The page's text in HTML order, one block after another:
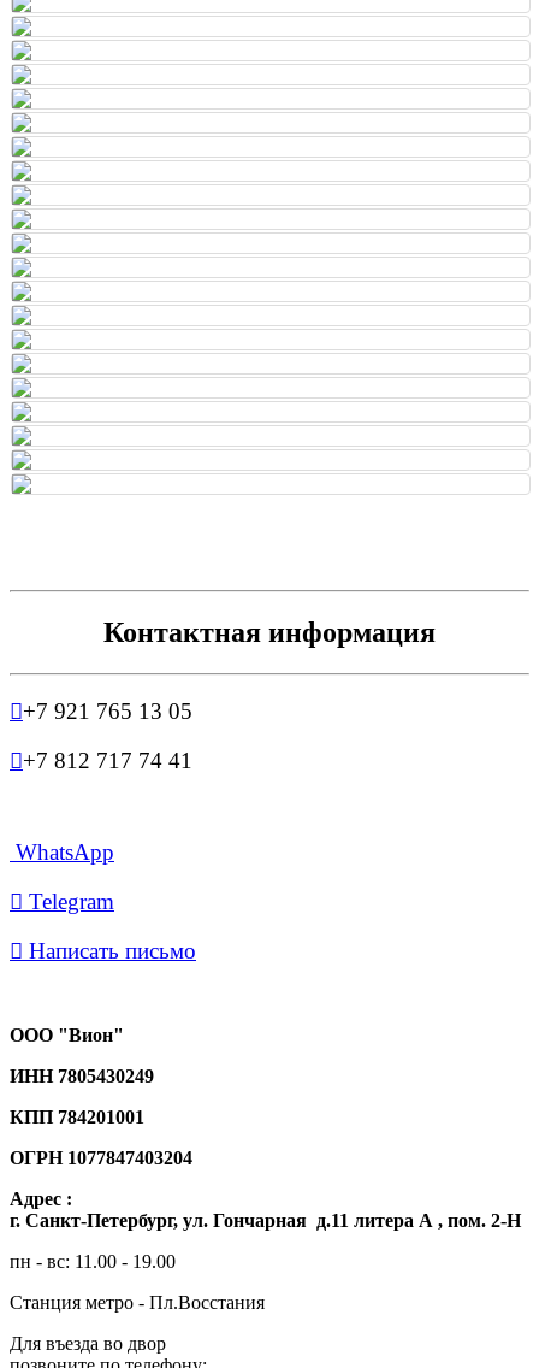
Контактная информация
+7 921 765 13 05
+7 812 717 74 41
WhatsApp
 Telegram
 Написать письмо
ООО "Вион"
ИНН 7805430249
КПП 784201001
ОГРН 1077847403204
Адрес :
г. Санкт-Петербург, ул. Гончарная д.11 литера А , пом. 2-Н
пн - вс: 11.00 - 19.00
Станция метро - Пл.Восстания
Для въезда во двор